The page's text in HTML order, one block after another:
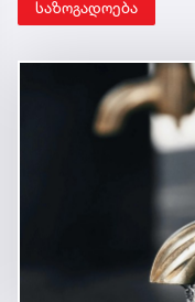
საზოგადოება